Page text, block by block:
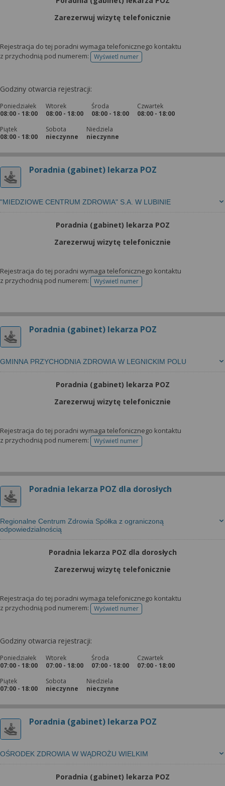
Zarezerwuj wizytę telefonicznie
Rejestracja do tej poradni wymaga telefonicznego kontaktu
z przychodnią pod numerem:
Wyświetl numertelefonu do rejestracji
Godziny otwarcia rejestracji:
Poniedziałek
08:00 - 18:00
Wtorek
08:00 - 18:00
Środa
08:00 - 18:00
Czwartek
08:00 - 18:00
Piątek
08:00 - 18:00
Sobota
nieczynne
Niedziela
nieczynne
Poradnia (gabinet) lekarza POZ
"MIEDZIOWE CENTRUM ZDROWIA" S.A. W LUBINIE
Poradnia (gabinet) lekarza POZ
Zarezerwuj wizytę telefonicznie
Rejestracja do tej poradni wymaga telefonicznego kontaktu
z przychodnią pod numerem:
Wyświetl numertelefonu do rejestracji
Poradnia (gabinet) lekarza POZ
GMINNA PRZYCHODNIA ZDROWIA W LEGNICKIM POLU
Poradnia (gabinet) lekarza POZ
Zarezerwuj wizytę telefonicznie
Rejestracja do tej poradni wymaga telefonicznego kontaktu
z przychodnią pod numerem:
Wyświetl numertelefonu do rejestracji
Poradnia lekarza POZ dla dorosłych
Regionalne Centrum Zdrowia Spółka z ograniczoną
odpowiedzialnością
Poradnia lekarza POZ dla dorosłych
Zarezerwuj wizytę telefonicznie
Rejestracja do tej poradni wymaga telefonicznego kontaktu
z przychodnią pod numerem:
Wyświetl numertelefonu do rejestracji
Godziny otwarcia rejestracji:
Poniedziałek
07:00 - 18:00
Wtorek
07:00 - 18:00
Środa
07:00 - 18:00
Czwartek
07:00 - 18:00
Piątek
07:00 - 18:00
Sobota
nieczynne
Niedziela
nieczynne
Poradnia (gabinet) lekarza POZ
OŚRODEK ZDROWIA W WĄDROŻU WIELKIM
Poradnia (gabinet) lekarza POZ